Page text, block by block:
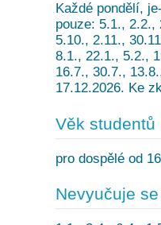
Každé pondělí,
pouze: 5.1., 2.2.,
5.10., 2.11.,
8.1., 22.1., 5.2.,
16.7., 30.7.,
17.12.2026. Ke
Věk studentů
pro dospělé od
Nevyučuje se